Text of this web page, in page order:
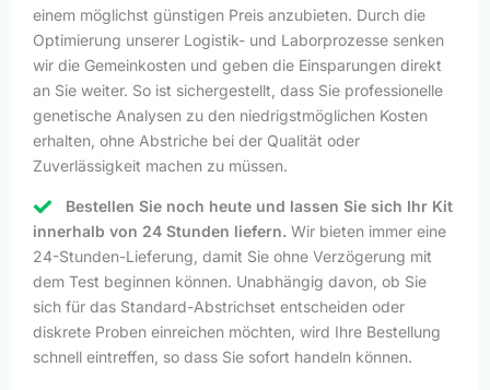
einem möglichst günstigen Preis anzubieten. Durch die
Optimierung unserer Logistik- und Laborprozesse senken
wir die Gemeinkosten und geben die Einsparungen direkt
an Sie weiter. So ist sichergestellt, dass Sie professionelle
genetische Analysen zu den niedrigstmöglichen Kosten
erhalten, ohne Abstriche bei der Qualität oder
Zuverlässigkeit machen zu müssen.
Bestellen Sie noch heute und lassen Sie sich Ihr Kit
innerhalb von 24 Stunden liefern. Wir bieten immer eine
24-Stunden-Lieferung, damit Sie ohne Verzögerung mit
dem Test beginnen können. Unabhängig davon, ob Sie
sich für das Standard-Abstrichset entscheiden oder
diskrete Proben einreichen möchten, wird Ihre Bestellung
schnell eintreffen, so dass Sie sofort handeln können.